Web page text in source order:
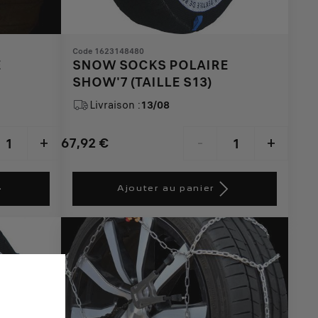
+
Code 1623148480
SNOW SOCKS POLAIRE
SHOW'7 (TAILLE S13)
Livraison :13/08
67,92 €
Price
67,92
€
- +
Quantity
to:
1
Ajouter au panier